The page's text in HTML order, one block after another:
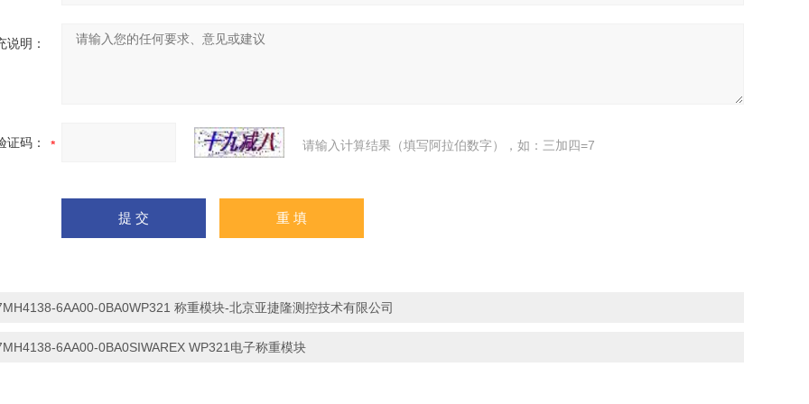
说明：
证码： 请输入计算结果（填写阿拉伯数字），如：三加四=7
6AA00-0BA0WP321 称重模块-北京亚捷隆测控技术有限公司
6AA00-0BA0SIWAREX WP321电子称重模块